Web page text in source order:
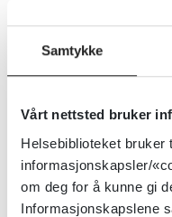
Samtykke
Vårt nettsted bruker
Helsebiblioteket bruker
informasjonskapsler/
om deg for å kunne gi
Informasjonskapslene
og overgrep,
konfidensialitet,
kompetent
Samtidig
om